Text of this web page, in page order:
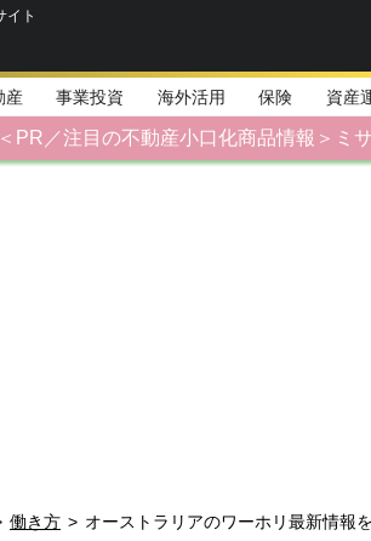
イト
産 事業投資 海外活用 保険 資産
＜PR／注目の不動産小口化商品情報＞ミ
働き方 > オーストラリアのワーホリ最新情報